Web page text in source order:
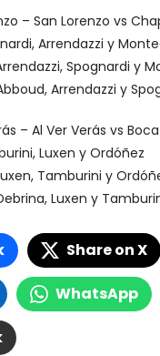
– San Lorenzo vs
Arrendazzi y
Spognardi y
Arrendazzi y
– Al Ver Verás vs Boca
Luxen y Ordóñez
Tamburini y
Luxen y
Share on X
WhatsApp